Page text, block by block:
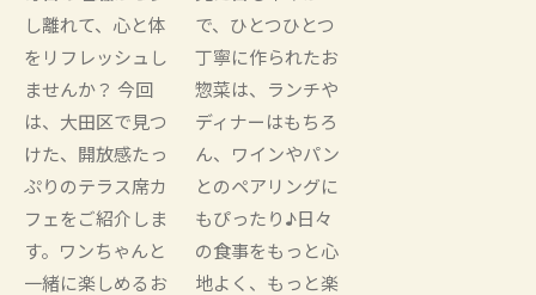
し離れて、心と体
をリフレッシュし
ませんか？ 今回
は、大田区で見つ
けた、開放感たっ
ぷりのテラス席カ
フェをご紹介しま
す。ワンちゃんと
一緒に楽しめるお
で、ひとつひとつ
丁寧に作られたお
惣菜は、ランチや
ディナーはもちろ
ん、ワインやパン
とのペアリングに
もぴったり♪日々
の食事をもっと心
地よく、もっと楽